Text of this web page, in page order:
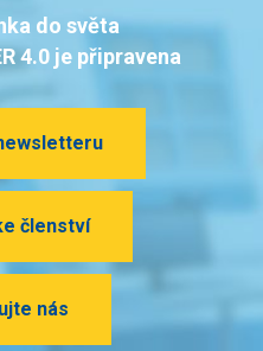
do světa
4.0 je připravena
členství
nás